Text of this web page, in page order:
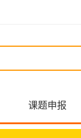
课题申报